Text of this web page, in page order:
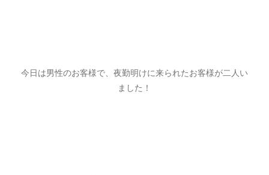
今日は男性のお客様で、夜勤明けに来られたお客様が二人い
ました！